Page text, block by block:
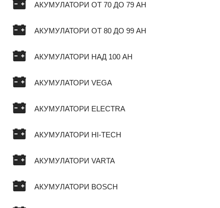
АКУМУЛАТОРИ ОТ 70 ДО 79 AH
АКУМУЛАТОРИ ОТ 80 ДО 99 AH
АКУМУЛАТОРИ НАД 100 AH
АКУМУЛАТОРИ VEGA
АКУМУЛАТОРИ ELECTRA
АКУМУЛАТОРИ HI-TECH
АКУМУЛАТОРИ VARTA
АКУМУЛАТОРИ BOSCH